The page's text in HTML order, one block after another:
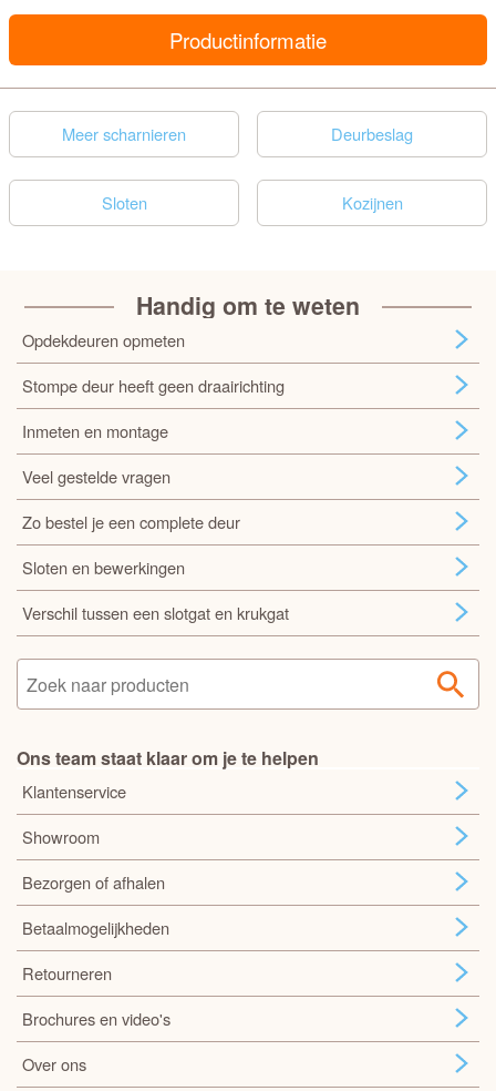
Productinformatie
Meer scharnieren Deurbeslag
Sloten Kozijnen
Handig om te weten
Opdekdeuren opmeten
Stompe deur heeft geen draairichting
Inmeten en montage
Veel gestelde vragen
Zo bestel je een complete deur
Sloten en bewerkingen
Verschil tussen een slotgat en krukgat
Ons team staat klaar om je te helpen
Klantenservice
Showroom
Bezorgen of afhalen
Betaalmogelijkheden
Retourneren
Brochures en video's
Over ons